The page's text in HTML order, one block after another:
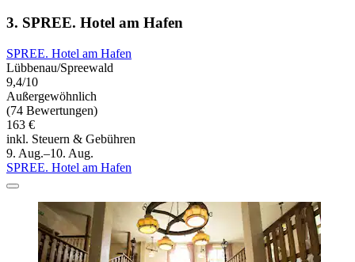
3. SPREE. Hotel am Hafen
SPREE. Hotel am Hafen
Lübbenau/Spreewald
9,4/10
Außergewöhnlich
(74 Bewertungen)
163 €
inkl. Steuern & Gebühren
9. Aug.–10. Aug.
SPREE. Hotel am Hafen